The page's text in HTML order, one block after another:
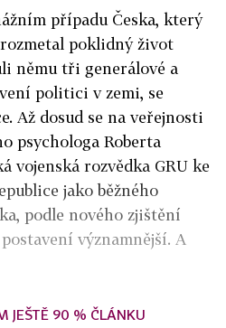
případu Česka, který
poklidný život
němu tři generálové a
politici v zemi, se
Až dosud se na veřejnosti
psychologa Roberta
vojenská rozvědka GRU ke
jako běžného
podle nového zjištění
významnější. A
JEŠTĚ 90 % ČLÁNKU